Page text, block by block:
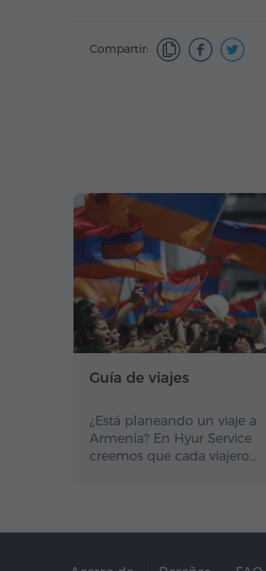
Compartir:
Guía de viajes
¿Está planeando un viaje a
Armenia? En Hyur Service
creemos que cada viajero…